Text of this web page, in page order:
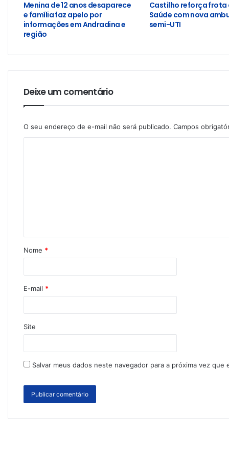
Menina de 12 anos desaparece
e família faz apelo por
informações em Andradina e
região
Castilho reforça frota
Saúde com nova
semi-UTI
Deixe um comentário
O seu endereço de e-mail não será publicado. Campos
Nome *
E-mail *
Site
Salvar meus dados neste navegador para a próxima vez que